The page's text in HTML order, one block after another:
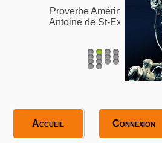
Proverbe Amérindien /
Antoine de St-Exupéry
1 2 3 4
6 7 8 9 10
1112 15
Accueil Connexion